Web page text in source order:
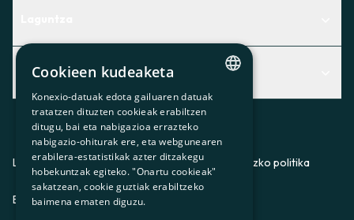
Centro de Ayuda
Aurkitu zerbitzurik egokiena zuretzat
Contacto
Albisteak
Albisteak
Bazkideen txokoa
Prentsa
Gurekin lan egin
Lege-oharraPribatutasun-politikaCookieei buruzko politika
ES CAGLEU
CATALAN
SPANISH
GL
BASQUE
Cookieen kudeaketa
Konexio-datuak edota gailuaren datuak
tratatzen dituzten cookieak erabiltzen
ditugu, bai eta nabigazioa errazteko
nabigazio-ohiturak ere, eta webgunearen
erabilera-estatistikak azter ditzakegu
hobekuntzak egiteko. "Onartu cookieak"
sakatzean, cookie guztiak erabiltzeko
baimena ematen diguzu.